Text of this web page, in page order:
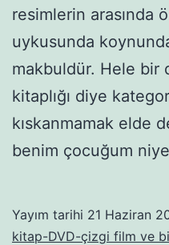
resimlerin arasında
uykusunda
makbuldür. Hele bir
kitaplığı diye
kıskanmamak elde
benim çocuğum
Yayım tarihi 21 Haziran
kitap-DVD-çizgi film ve